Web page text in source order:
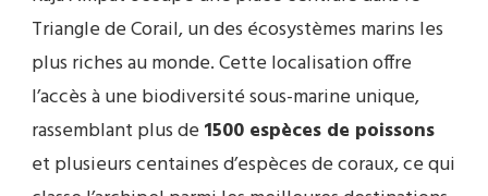
Triangle de Corail, un des écosystèmes marins les
plus riches au monde. Cette localisation offre
l’accès à une biodiversité sous-marine unique,
rassemblant plus de 1500 espèces de poissons
et plusieurs centaines d’espèces de coraux, ce qui